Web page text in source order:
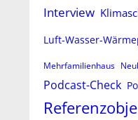
Interview
Luft-Wasser-
Mehrfamilienhaus
Podcast-Check